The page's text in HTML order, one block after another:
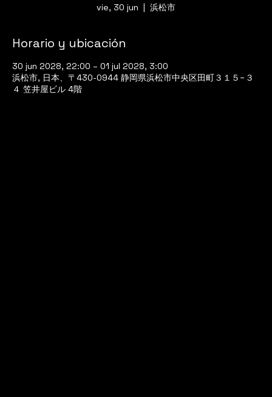
vie, 30 jun
  |
浜松市
Horario y ubicación
30 jun 2028, 22:00 – 01 jul 2028, 3:00
浜松市, 日本、〒430-0944 静岡県浜松市中央区田町３１５−３
４ 笠井屋ビル 4階